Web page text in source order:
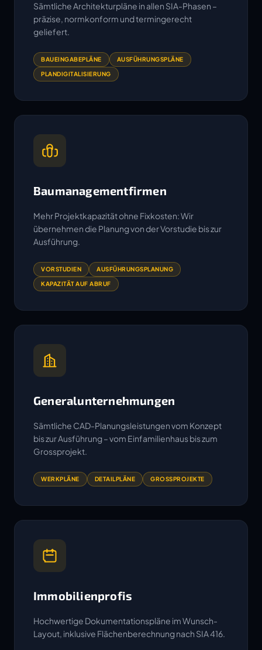
Sämtliche Architekturpläne in allen SIA-Phasen –
präzise, normkonform und termingerecht
geliefert.
BAUEINGABEPLÄNE AUSFÜHRUNGSPLÄNE
PLANDIGITALISIERUNG
Baumanagementfirmen
Mehr Projektkapazität ohne Fixkosten: Wir
übernehmen die Planung von der Vorstudie bis zur
Ausführung.
VORSTUDIEN AUSFÜHRUNGSPLANUNG
KAPAZITÄT AUF ABRUF
Generalunternehmungen
Sämtliche CAD-Planungsleistungen vom Konzept
bis zur Ausführung – vom Einfamilienhaus bis zum
Grossprojekt.
WERKPLÄNE DETAILPLÄNE GROSSPROJEKTE
Immobilienprofis
Hochwertige Dokumentationspläne im Wunsch-
Layout, inklusive Flächenberechnung nach SIA 416.